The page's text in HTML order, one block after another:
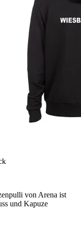
von Arena ist
und Kapuze